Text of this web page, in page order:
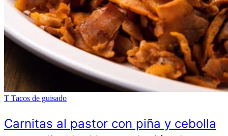
T Tacos de guisado
Carnitas al pastor con piña y cebolla